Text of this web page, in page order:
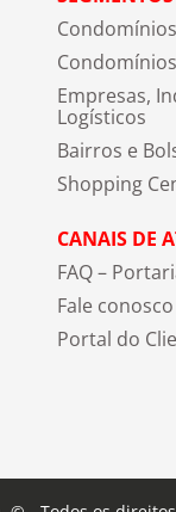
Empresas,
Logísticos
Bairros e
Shopping
CANAIS DE
FAQ –
Fale conosco
Portal do